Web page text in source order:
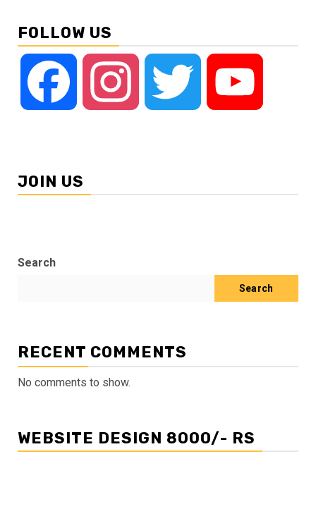
FOLLOW US
Facebook Instagram Twitter
JOIN US
Search
Search
RECENT COMMENTS
No comments to show.
WEBSITE DESIGN 8000/- RS